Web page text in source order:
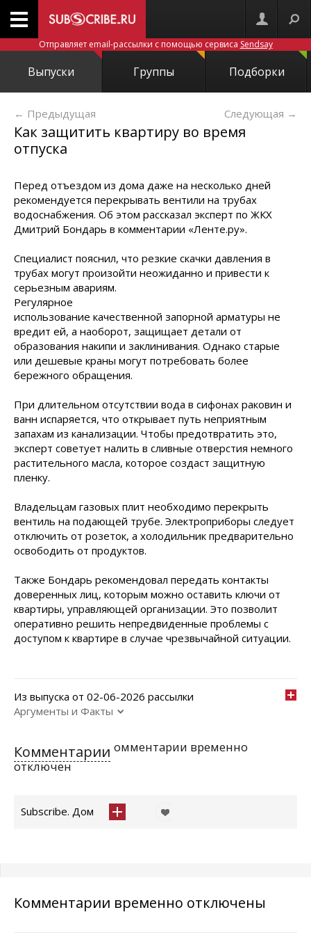
Отправляет email-рассылки с помощью сервиса Sendsay
Выпуски Группы Подборки
← Предыдущая Следующая →
Как защитить квартиру во время
отпуска
Перед отъездом из дома даже на несколько дней
рекомендуется перекрывать вентили на трубах
водоснабжения. Об этом рассказал эксперт по ЖКХ
Дмитрий Бондарь в комментарии «Ленте.ру».
Специалист пояснил, что резкие скачки давления в
трубах могут произойти неожиданно и привести к
серьезным авариям.
Регулярное
использование качественной запорной арматуры не
вредит ей, а наоборот, защищает детали от
образования накипи и заклинивания. Однако старые
или дешевые краны могут потребовать более
бережного обращения.
При длительном отсутствии вода в сифонах раковин и
ванн испаряется, что открывает путь неприятным
запахам из канализации. Чтобы предотвратить это,
эксперт советует налить в сливные отверстия немного
растительного масла, которое создаст защитную
пленку.
Владельцам газовых плит необходимо перекрыть
вентиль на подающей трубе. Электроприборы следует
отключить от розеток, а холодильник предварительно
освободить от продуктов.
Также Бондарь рекомендовал передать контакты
доверенных лиц, которым можно оставить ключи от
квартиры, управляющей организации. Это позволит
оперативно решить непредвиденные проблемы с
доступом к квартире в случае чрезвычайной ситуации.
Из выпуска от 02-06-2026 рассылки
Аргументы и Факты
Комментарии омментарии временно
отключен
Subscribe. Дом
Комментарии временно отключены